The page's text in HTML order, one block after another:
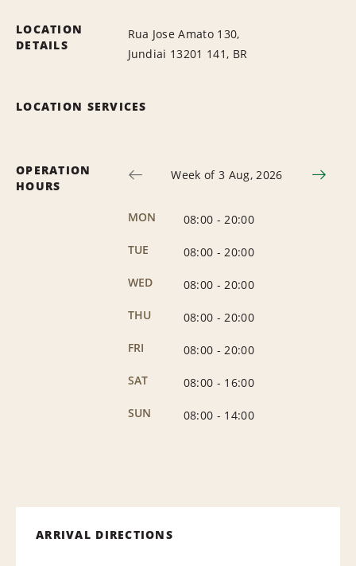
LOCATION
DETAILS
Rua Jose Amato 130,
Jundiai 13201 141, BR
LOCATION SERVICES
OPERATION
HOURS
Week of 3 Aug, 2026
MON 08:00 - 20:00
TUE
08:00 - 20:00
WED
08:00 - 20:00
THU
08:00 - 20:00
FRI
08:00 - 20:00
SAT
08:00 - 16:00
SUN
08:00 - 14:00
ARRIVAL DIRECTIONS